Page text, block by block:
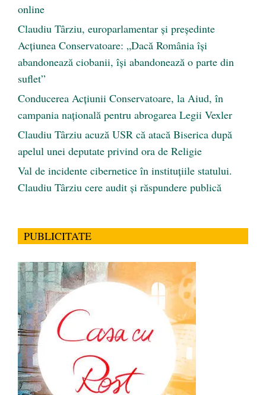
online
Claudiu Târziu, europarlamentar și președinte
Acțiunea Conservatoare: „Dacă România își
abandonează ciobanii, își abandonează o parte din
suflet”
Conducerea Acțiunii Conservatoare, la Aiud, în
campania națională pentru abrogarea Legii Vexler
Claudiu Târziu acuză USR că atacă Biserica după
apelul unei deputate privind ora de Religie
Val de incidente cibernetice în instituțiile statului.
Claudiu Târziu cere audit și răspundere publică
PUBLICITATE